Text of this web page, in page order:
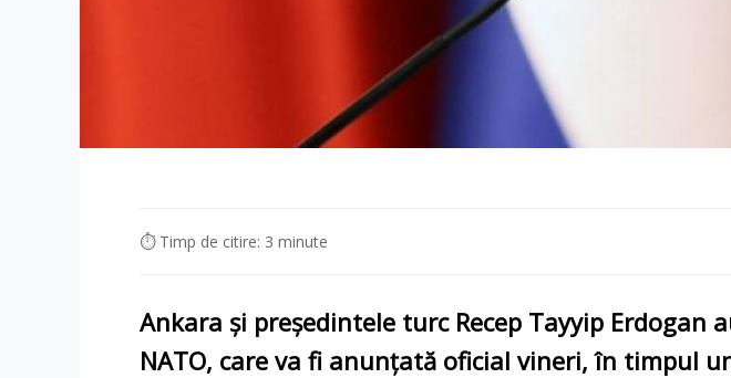
⏱ Timp de citire: 3 minute
Ankara şi preşedintele turc Recep Tayyip
NATO, care va fi anunţată oficial vineri, în timpul